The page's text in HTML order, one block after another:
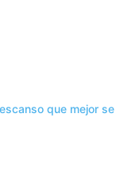
que mejor se